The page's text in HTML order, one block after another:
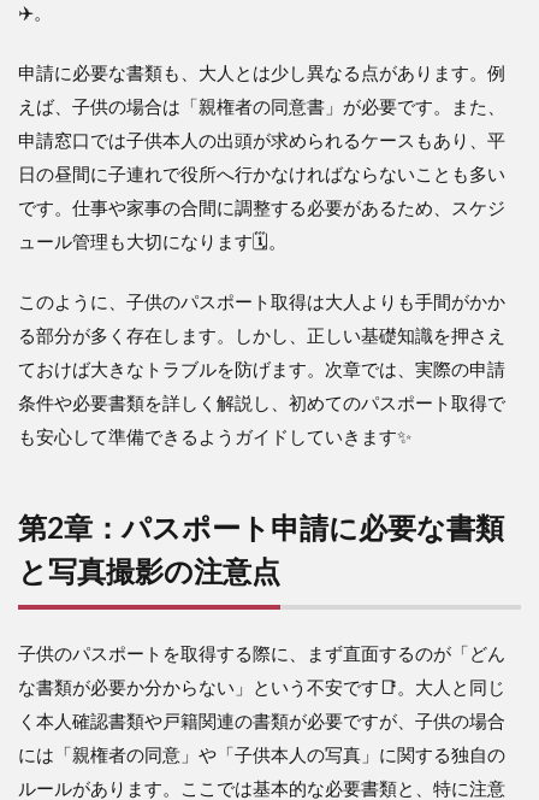
✈️。
申請に必要な書類も、大人とは少し異なる点があります。例
えば、子供の場合は「親権者の同意書」が必要です。また、
申請窓口では子供本人の出頭が求められるケースもあり、平
日の昼間に子連れで役所へ行かなければならないことも多い
です。仕事や家事の合間に調整する必要があるため、スケジ
ュール管理も大切になります🗓️。
このように、子供のパスポート取得は大人よりも手間がかか
る部分が多く存在します。しかし、正しい基礎知識を押さえ
ておけば大きなトラブルを防げます。次章では、実際の申請
条件や必要書類を詳しく解説し、初めてのパスポート取得で
も安心して準備できるようガイドしていきます✨
第2章：パスポート申請に必要な書類
と写真撮影の注意点
子供のパスポートを取得する際に、まず直面するのが「どん
な書類が必要か分からない」という不安です📑。大人と同じ
く本人確認書類や戸籍関連の書類が必要ですが、子供の場合
には「親権者の同意」や「子供本人の写真」に関する独自の
ルールがあります。ここでは基本的な必要書類と、特に注意